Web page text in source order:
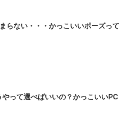
らない・・・かっこいいポーズって
やって選べばいいの？かっこいいPC